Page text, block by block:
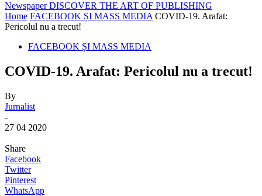
Newspaper DISCOVER THE ART OF PUBLISHING
Home FACEBOOK ȘI MASS MEDIA COVID-19. Arafat:
Pericolul nu a trecut!
FACEBOOK ȘI MASS MEDIA
COVID-19. Arafat: Pericolul nu a trecut!
By
Jurnalist
-
27 04 2020
Share
Facebook
Twitter
Pinterest
WhatsApp